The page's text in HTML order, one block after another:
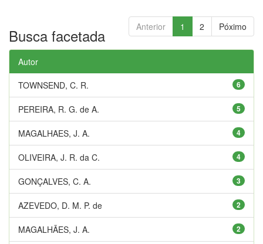
Anterior 1 2 Póximo
Busca facetada
Autor
6
TOWNSEND, C. R.
5
PEREIRA, R. G. de A.
4
MAGALHAES, J. A.
4
OLIVEIRA, J. R. da C.
3
GONÇALVES, C. A.
2
AZEVEDO, D. M. P. de
2
MAGALHÃES, J. A.